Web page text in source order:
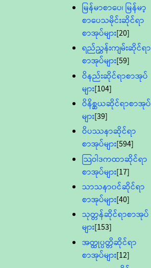
မြန်မာစာပေ၊ မြန်မာ့
စာပေသမိုင်းဆိုင်ရာ
စာအုပ်များ[20]
ရည်ညွှန်းကျမ်းဆိုင်ရာ
စာအုပ်များ[59]
ဝိနည်းဆိုင်ရာစာအုပ်
များ[104]
ဝိနိစ္ဆယဆိုင်ရာစာအုပ်
များ[39]
ဝိပဿနာဆိုင်ရာ
စာအုပ်များ[594]
သြဝါဒကထာဆိုင်ရာ
စာအုပ်များ[17]
သာသနာ၀င်ဆိုင်ရာ
စာအုပ်များ[40]
သုတ္တန်ဆိုင်ရာစာအုပ်
များ[153]
အတ္ထုပ္ပတ္တိဆိုင်ရာ
စာအုပ်များ[12]